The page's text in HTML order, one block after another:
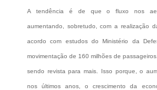
A tendência é de que o fluxo nos
aumentando, sobretudo, com a realização
acordo com estudos do Ministério da
movimentação de 160 milhões de
sendo revista para mais. Isso porque, o
nos últimos anos, o crescimento da